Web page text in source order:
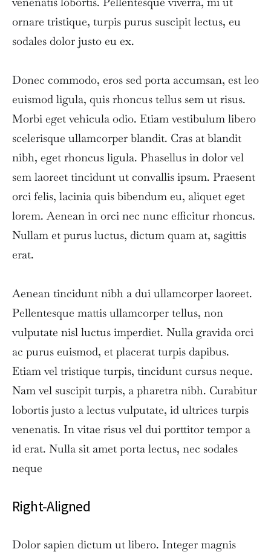
ornare tristique, turpis purus suscipit lectus, eu
sodales dolor justo eu ex.
Donec commodo, eros sed porta accumsan, est leo
euismod ligula, quis rhoncus tellus sem ut risus.
Morbi eget vehicula odio. Etiam vestibulum libero
scelerisque ullamcorper blandit. Cras at blandit
nibh, eget rhoncus ligula. Phasellus in dolor vel
sem laoreet tincidunt ut convallis ipsum. Praesent
orci felis, lacinia quis bibendum eu, aliquet eget
lorem. Aenean in orci nec nunc efficitur rhoncus.
Nullam et purus luctus, dictum quam at, sagittis
erat.
Aenean tincidunt nibh a dui ullamcorper laoreet.
Pellentesque mattis ullamcorper tellus, non
vulputate nisl luctus imperdiet. Nulla gravida orci
ac purus euismod, et placerat turpis dapibus.
Etiam vel tristique turpis, tincidunt cursus neque.
Nam vel suscipit turpis, a pharetra nibh. Curabitur
lobortis justo a lectus vulputate, id ultrices turpis
venenatis. In vitae risus vel dui porttitor tempor a
id erat. Nulla sit amet porta lectus, nec sodales
neque
Right-Aligned
Dolor sapien dictum ut libero. Integer magnis